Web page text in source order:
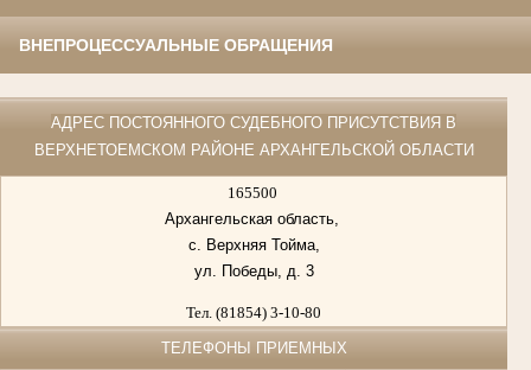
ВНЕПРОЦЕССУАЛЬНЫЕ ОБРАЩЕНИЯ
АДРЕС ПОСТОЯННОГО СУДЕБНОГО ПРИСУТСТВИЯ В
ВЕРХНЕТОЕМСКОМ РАЙОНЕ АРХАНГЕЛЬСКОЙ ОБЛАСТИ
165500
Архангельская область,
с. Верхняя Тойма,
ул. Победы, д. 3
Тел. (81854) 3-10-80
ТЕЛЕФОНЫ ПРИЕМНЫХ